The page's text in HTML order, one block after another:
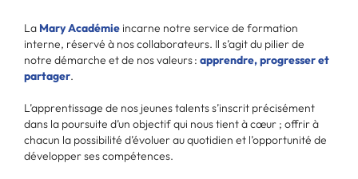
La Mary Académie incarne notre service de formation
interne, réservé à nos collaborateurs. Il s’agit du pilier de
notre démarche et de nos valeurs : apprendre, progresser et
partager.
L’apprentissage de nos jeunes talents s’inscrit précisément
dans la poursuite d’un objectif qui nous tient à cœur ; offrir à
chacun la possibilité d’évoluer au quotidien et l’opportunité de
développer ses compétences.